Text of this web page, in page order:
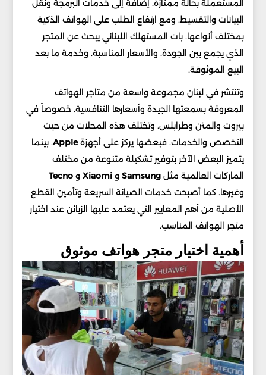
المستعملة بحالة ممتازة. إضافة إلى خدمات البرمجة ونقل
البيانات والتقسيط. ومع ارتفاع الطلب على الهواتف الذكية
بمختلف أنواعها. بات المستهلك اللبناني يبحث عن المتجر
الذي يجمع بين الجودة. والأسعار المناسبة. وخدمة ما بعد
البيع الموثوقة.
وتنتشر في لبنان مجموعة واسعة من متاجر الهواتف
المعروفة بسمعتها الجيدة وأسعارها التنافسية. خصوصاً في
بيروت والمتن وطرابلس. وتختلف هذه المحلات من حيث
التخصص والخدمات. فبعضها يركز على أجهزةApple. بينما
يتميز البعض الآخر بتوفير تشكيلة متنوعة من مختلف
الماركات العالمية مثلSamsung وXiaomi وTecno
وغيرها. كما أصبحت خدمات الصيانة السريعة وتأمين القطع
الأصلية من أهم المعايير التي يعتمد عليها الزبائن عند اختيار
متجر الهواتف المناسب.
أهمية اختيار متجر هواتف موثوق